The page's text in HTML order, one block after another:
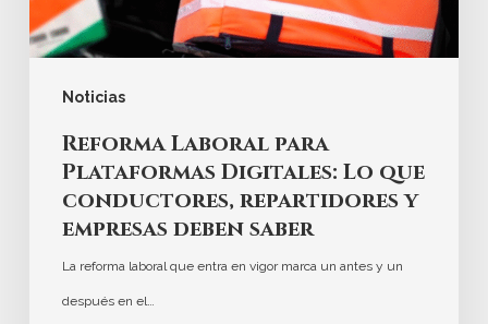
Noticias
Reforma Laboral para
Plataformas Digitales: Lo que
conductores, repartidores y
empresas deben saber
La reforma laboral que entra en vigor marca un antes y un
después en el…